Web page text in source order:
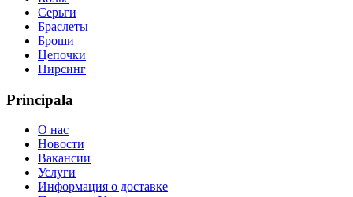
Серьги
Браслеты
Броши
Цепочки
Пирсинг
Principala
О нас
Новости
Вакансии
Услуги
Информация о доставке